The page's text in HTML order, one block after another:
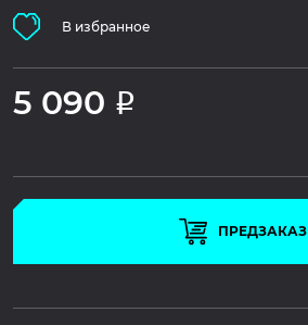
В избранное
5 090 Р
ПРЕДЗАКАЗ